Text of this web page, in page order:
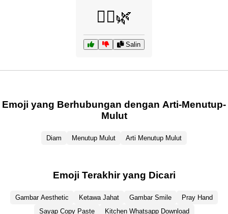
🧘‍♂️🌿
Salin
Emoji yang Berhubungan dengan Arti-Menutup-
Mulut
Diam Menutup Mulut Arti Menutup Mulut
Emoji Terakhir yang Dicari
Gambar Aesthetic Ketawa Jahat Gambar Smile
Pray Hand
Sayap Copy Paste
Kitchen Whatsapp Download